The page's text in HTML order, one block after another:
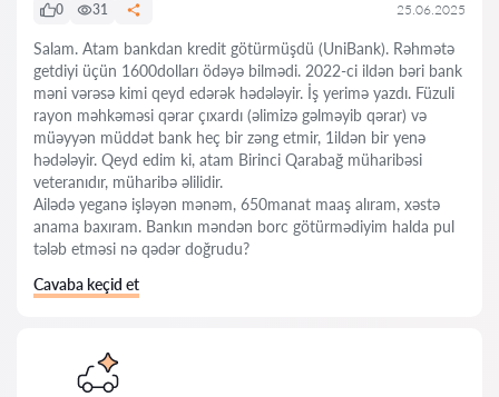
0 31 25.06.2025
Salam. Atam bankdan kredit götürmüşdü (UniBank). Rəhmətə
getdiyi üçün 1600dolları ödəyə bilmədi. 2022-ci ildən bəri bank
məni vərəsə kimi qeyd edərək hədələyir. İş yerimə yazdı. Füzuli
rayon məhkəməsi qərar çıxardı (əlimizə gəlməyib qərar) və
müəyyən müddət bank heç bir zəng etmir, 1ildən bir yenə
hədələyir. Qeyd edim ki, atam Birinci Qarabağ müharibəsi
veteranıdır, müharibə əlilidir.
Ailədə yeganə işləyən mənəm, 650manat maaş alıram, xəstə
anama baxıram. Bankın məndən borc götürmədiyim halda pul
tələb etməsi nə qədər doğrudu?
Cavaba keçid et